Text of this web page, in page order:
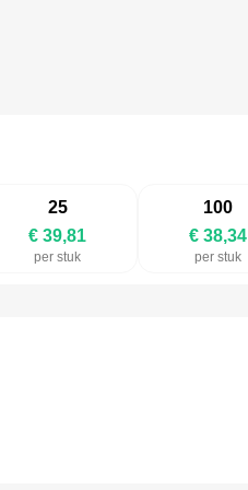
25
€ 39,81
per stuk
100
€ 38,34
per stuk